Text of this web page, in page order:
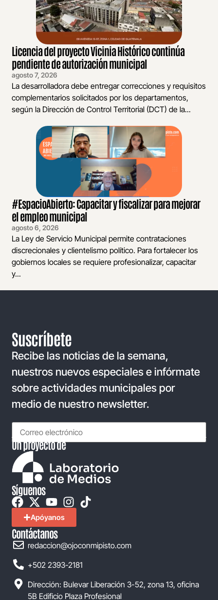
Licencia del proyecto Vicinia Histórico continúa
pendiente de autorización municipal
agosto 7, 2026
La desarrolladora debe entregar correcciones y requisitos
complementarios solicitados por los departamentos,
según la Dirección de Control Territorial (DCT) de la...
#EspacioAbierto: Capacitar y fiscalizar para mejorar
el empleo municipal
agosto 6, 2026
La Ley de Servicio Municipal permite contrataciones
discrecionales y clientelismo político. Para fortalecer los
gobiernos locales se requiere profesionalizar, capacitar
y...
Suscríbete
Recibe las noticias de la semana,
nuestros nuevos especiales e infórmate
sobre actividades municipales por
medio de nuestro newsletter.
Un proyecto de
Síguenos
Apóyanos
Contáctanos
redaccion@ojoconmipisto.com
+502 2393-2181
Dirección: Bulevar Liberación 3-52, zona 13, oficina
5B Edificio Plaza Profesional